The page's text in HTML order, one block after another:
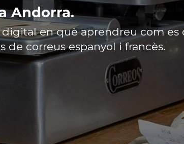
Andorra.
en què aprendreu com es
de correus espanyol i francès.